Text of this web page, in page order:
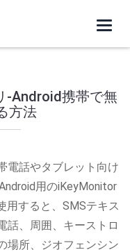
-Android携帯で無
方法
電話やタブレット向け
用のiKeyMonitor
用すると、SMSテキス
話、周囲、キーストロ
場所、ジオフェンシン